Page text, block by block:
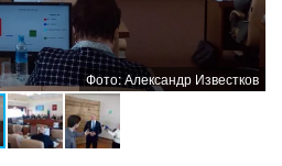
Фото: Александр Известков